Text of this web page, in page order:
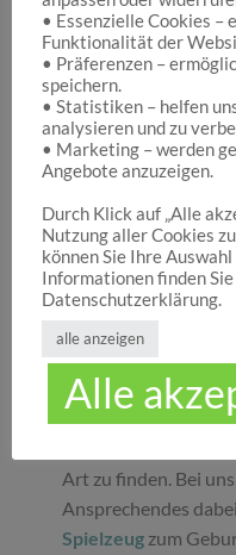
Hocuspocus – Ihr
Dinge des Lebens
Hocuspocus ist die
wenn Du auf der
Geschenken , tollen
ansprechender
Hocuspocus wissen
schätzen und legen
dass bei uns Groß
glücklich macht.
seinen Liebsten oder
machen. Unser
Art zu finden. Bei
Ansprechendes
Spielzeug zum
• Essenzielle Cookies –
Funktionalität der
• Präferenzen –
speichern.
• Statistiken – helfen
analysieren und zu
• Marketing – werden
Angebote anzuzeigen.
Durch Klick auf „Alle
Nutzung aller Cookies
können Sie Ihre
Informationen finden
Datenschutzerklärung.
alle anzeigen
Alle